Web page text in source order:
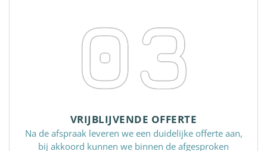
03
VRIJBLIJVENDE OFFERTE
Na de afspraak leveren we een duidelijke offerte aan,
bij akkoord kunnen we binnen de afgesproken